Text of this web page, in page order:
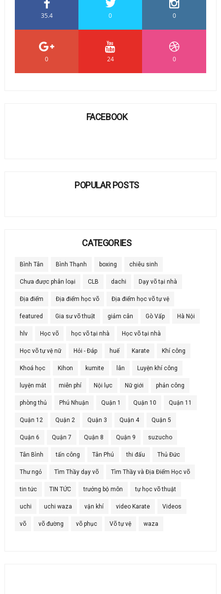
35.4 0 0
0 24 0
FACEBOOK
POPULAR POSTS
CATEGORIES
Bình Tân Bình Thạnh boxing chiêu sinh
Chưa được phân loại CLB dachi Dạy võ tại nhà
Địa điểm Địa điểm học võ Địa điểm học võ tự vệ
featured Gia sư võ thuật giảm cân Gò Vấp Hà Nội
hlv Học võ học võ tại nhà Học võ tại nhà
Học võ tự vệ nữ Hỏi - Đáp huế Karate Khí công
Khoá học Kihon kumite lân Luyện khí công
luyện mắt miễn phí Nội lực Nữ giới phản công
phòng thủ Phú Nhuận Quận 1 Quận 10 Quận 11
Quận 12 Quận 2 Quận 3 Quận 4 Quận 5
Quận 6 Quận 7 Quận 8 Quận 9 suzucho
Tân Bình tấn công Tân Phú thi đấu Thủ Đức
Thư ngỏ Tìm Thầy dạy võ Tìm Thầy và Địa Điểm Học võ
tin tức TIN TỨC trưởng bộ môn tự học võ thuật
uchi uchi waza vận khí video Karate Videos
võ võ đường võ phục Võ tự vệ waza